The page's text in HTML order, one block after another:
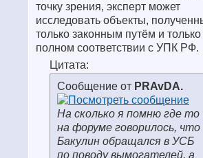
точку зрения, эксперт может
исследовать объекты,
только законным путём и только
полном соответствии с УПК РФ.
Цитата:
Сообщение от PRAvDA.
На сколько я помню где то
на форуме говорилось, что
Бакулин обращался в УСБ
по поводу вымогателей, а